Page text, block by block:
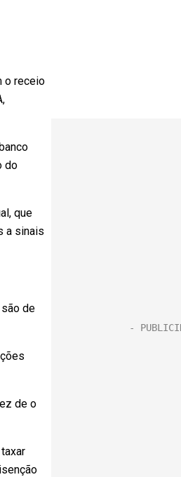
o receio
do
que
a sinais
de
de o